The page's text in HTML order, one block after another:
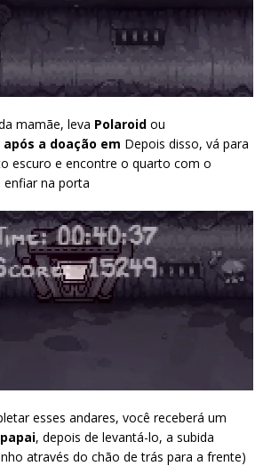
mamãe, leva Polaroid ou
a doação em Depois disso, vá para
escuro e encontre o quarto com o
na porta
esses andares, você receberá um
, depois de levantá-lo, a subida
através do chão de trás para a frente)